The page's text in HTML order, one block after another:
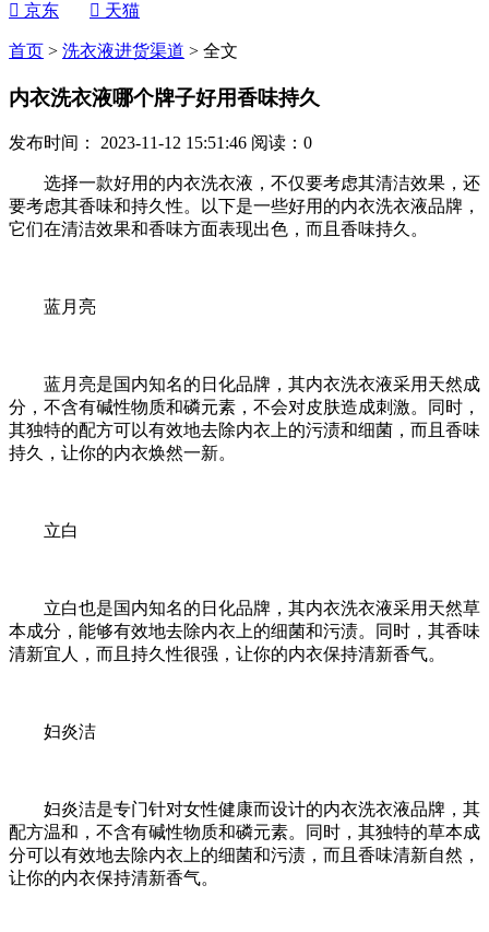
 京东  天猫
首页 > 洗衣液进货渠道 > 全文
内衣洗衣液哪个牌子好用香味持久
发布时间： 2023-11-12 15:51:46 阅读： 0
选择一款好用的内衣洗衣液，不仅要考虑其清洁效果，还
要考虑其香味和持久性。以下是一些好用的内衣洗衣液品牌，
它们在清洁效果和香味方面表现出色，而且香味持久。
蓝月亮
蓝月亮是国内知名的日化品牌，其内衣洗衣液采用天然成
分，不含有碱性物质和磷元素，不会对皮肤造成刺激。同时，
其独特的配方可以有效地去除内衣上的污渍和细菌，而且香味
持久，让你的内衣焕然一新。
立白
立白也是国内知名的日化品牌，其内衣洗衣液采用天然草
本成分，能够有效地去除内衣上的细菌和污渍。同时，其香味
清新宜人，而且持久性很强，让你的内衣保持清新香气。
妇炎洁
妇炎洁是专门针对女性健康而设计的内衣洗衣液品牌，其
配方温和，不含有碱性物质和磷元素。同时，其独特的草本成
分可以有效地去除内衣上的细菌和污渍，而且香味清新自然，
让你的内衣保持清新香气。